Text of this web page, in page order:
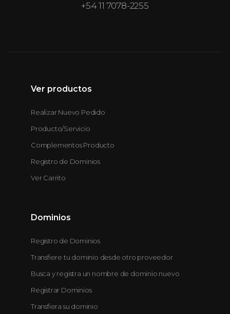
+54 11 7078-2255
Ver productos
Realizar Nuevo Pedido
Producto/Servicio
Complementos Producto
Registro de Dominios
Ver Carrito
Dominios
Registro de Dominios
Transfiere tu dominio desde otro proveedor
Busca y registra un nombre de dominio nuevo
Registrar Dominios
Transfiera su dominio